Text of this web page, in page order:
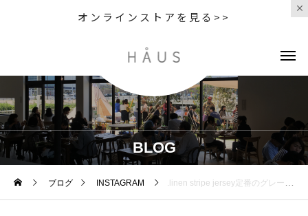
オンラインストアを見る>>
BLOG
ブログ INSTAGRAM .linen stripe jersey定番のグレー.去年から新しく仲間入りした無地もおすすめです。.あわせてこちらもどうぞ︎@haus_howell .#margarethowell #linen stripe jersey#brushd cotton twill#trousers#leather race up shoes#leather#革靴#matureha #boxhat#hat#hausmatsue #島根#松江